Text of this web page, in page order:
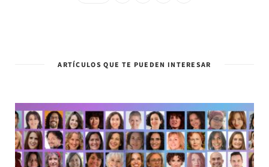
ARTÍCULOS QUE TE PUEDEN INTERESAR